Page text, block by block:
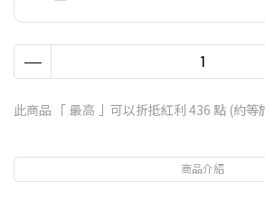
此商品 「 最高 」可以折抵紅利 436 點 (約等
商品介紹